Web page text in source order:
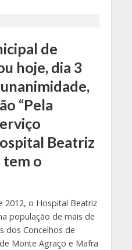
de
hoje, dia 3
“Pela
Beatriz
tem o
2012, o Hospital Beatriz
população de mais de
dos Concelhos de
Monte Agraço e Mafra